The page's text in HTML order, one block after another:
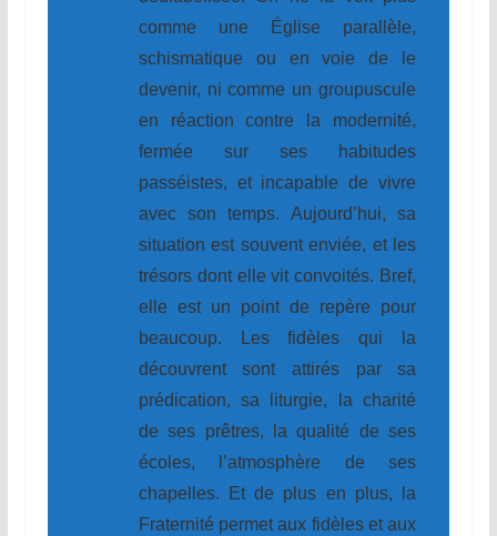
comme une Église parallèle,
schismatique ou en voie de le
devenir, ni comme un groupuscule
en réaction contre la modernité,
fermée sur ses habitudes
passéistes, et incapable de vivre
avec son temps. Aujourd’hui, sa
situation est souvent enviée, et les
trésors dont elle vit convoités. Bref,
elle est un point de repère pour
beaucoup. Les fidèles qui la
découvrent sont attirés par sa
prédication, sa liturgie, la charité
de ses prêtres, la qualité de ses
écoles, l’atmosphère de ses
chapelles. Et de plus en plus, la
Fraternité permet aux fidèles et aux